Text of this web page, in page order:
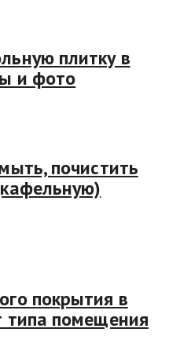
плитку в
и фото
почистить
покрытия в
типа помещения